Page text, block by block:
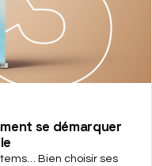
se démarquer
Bien choisir ses